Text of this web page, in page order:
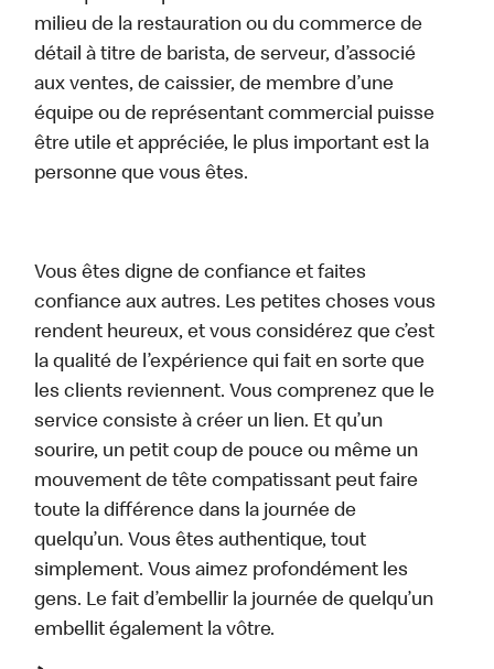
milieu de la restauration ou du commerce de
détail à titre de barista, de serveur, d’associé
aux ventes, de caissier, de membre d’une
équipe ou de représentant commercial puisse
être utile et appréciée, le plus important est la
personne que vous êtes.
Vous êtes digne de confiance et faites
confiance aux autres. Les petites choses vous
rendent heureux, et vous considérez que c’est
la qualité de l’expérience qui fait en sorte que
les clients reviennent. Vous comprenez que le
service consiste à créer un lien. Et qu’un
sourire, un petit coup de pouce ou même un
mouvement de tête compatissant peut faire
toute la différence dans la journée de
quelqu’un. Vous êtes authentique, tout
simplement. Vous aimez profondément les
gens. Le fait d’embellir la journée de quelqu’un
embellit également la vôtre.